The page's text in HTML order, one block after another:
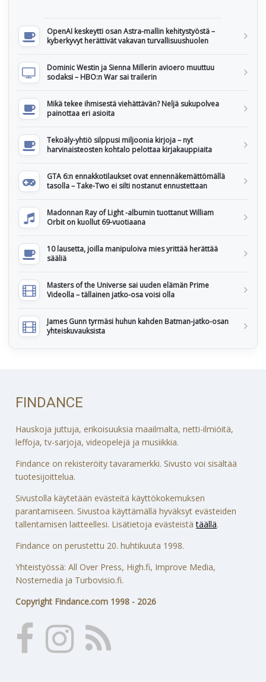
OpenAI keskeytti osan Astra-mallin kehitystyöstä –
kyberkyvyt herättivät vakavan turvallisuushuolen
Dominic Westin ja Sienna Millerin avioero muuttuu
sodaksi – HBO:n War sai trailerin
Mikä tekee ihmisestä viehättävän? Neljä sukupolvea
painottaa eri asioita
Tekoäly-yhtiö silppusi miljoonia kirjoja – nyt
harvinaisteosten kohtalo pelottaa kirjakauppiaita
GTA 6:n ennakkotilaukset ovat ennennäkemättömällä
tasolla – Take-Two ei silti nostanut ennustettaan
Madonnan Ray of Light -albumin tuottanut William
Orbit on kuollut 69-vuotiaana
10 lausetta, joilla manipuloiva mies yrittää herättää
sääliä
Masters of the Universe sai uuden elämän Prime
Videolla – tällainen jatko-osa voisi olla
James Gunn tyrmäsi huhun kahden Batman-jatko-osan
yhteiskuvauksista
FINDANCE
Hauskoja juttuja, erikoisuuksia maailmalta, netti-ilmiöitä,
leffoja, tv-sarjoja, videopelejä ja musiikkia.
Findance on rekisteröity tavaramerkki. Sivusto voi sisältää
tuotesijoittelua.
Sivustolla käytetään evästeitä käyttökokemuksen
parantamiseen. Sivustoa käyttämällä hyväksyt evästeiden
tallentamisen laitteellesi. Lisätietoja evästeistätäällä.
Findance on perustettu 20. huhtikuuta 1998.
Yhteistyössä: All Over Press, High.fi, Improve Media,
Nostemedia ja Turbovisio.fi.
Copyright Findance.com 1998 - 2026